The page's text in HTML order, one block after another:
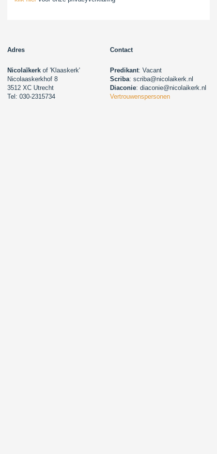
Adres Contact
Nicolaïkerk of 'Klaaskerk'
Nicolaaskerkhof 8
3512 XC Utrecht
Tel: 030-2315734
Predikant: Vacant
Scriba: scriba@nicolaikerk.nl
Diaconie: diaconie@nicolaikerk.nl
Vertrouwenspersonen